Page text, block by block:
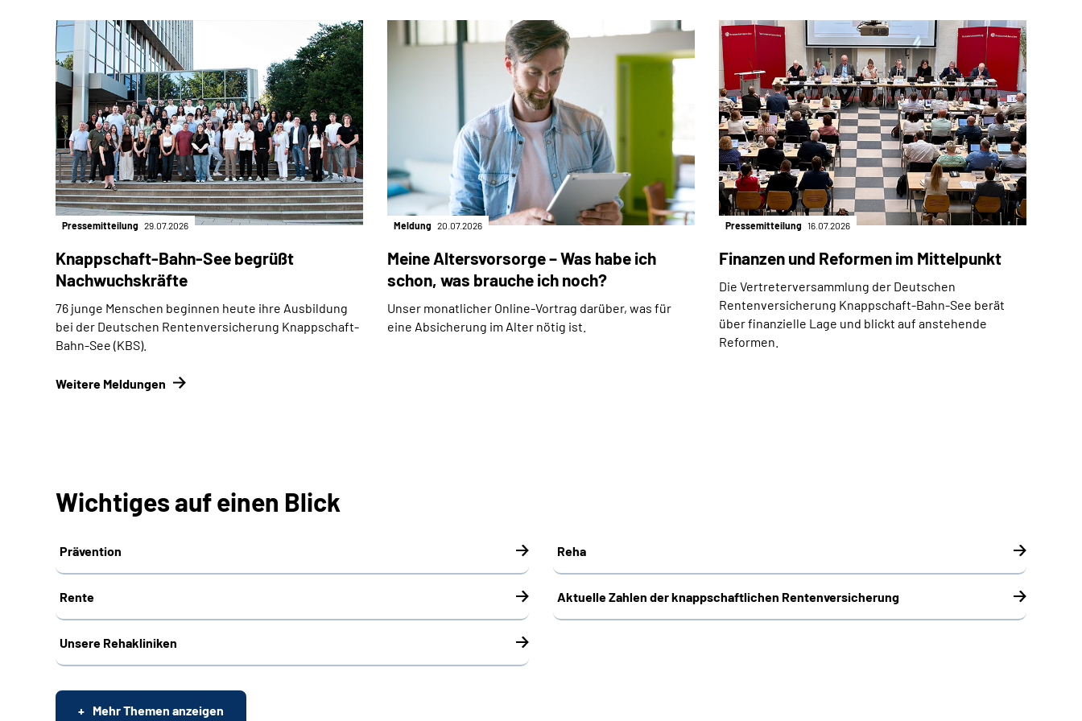
Pressemitteilung 29.07.2026
Knappschaft-Bahn-See begrüßt
Nachwuchskräfte
76 junge Menschen beginnen heute ihre Ausbildung
bei der Deutschen Rentenversicherung Knappschaft-
Bahn-See (KBS).
Meldung 20.07.2026
Meine Altersvorsorge – Was habe ich
schon, was brauche ich noch?
Unser monatlicher Online-Vortrag darüber, was für
eine Absicherung im Alter nötig ist.
Pressemitteilung 16.07.2026
Finanzen und Reformen im Mittelpunkt
Die Vertreterversammlung der Deutschen
Rentenversicherung Knappschaft-Bahn-See berät
über finanzielle Lage und blickt auf anstehende
Reformen.
Weitere Meldungen
Wichtiges auf einen Blick
Prävention Reha
Rente Aktuelle Zahlen der knappschaftlichen Rentenversicherung
Unsere Rehakliniken
Mehr Themen anzeigen